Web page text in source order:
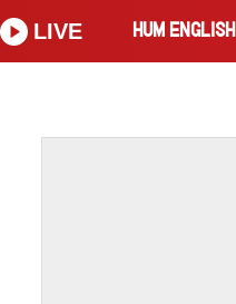
HUM ENGLISH
LIVE